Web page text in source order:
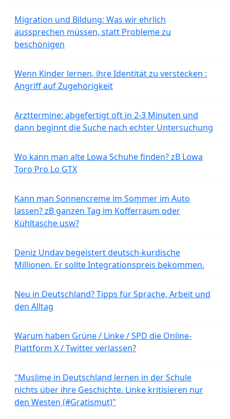
Migration und Bildung: Was wir ehrlich
aussprechen müssen, statt Probleme zu
beschönigen
Wenn Kinder lernen, ihre Identität zu verstecken :
Angriff auf Zugehörigkeit
Arzttermine: abgefertigt oft in 2-3 Minuten und
dann beginnt die Suche nach echter Untersuchung
Wo kann man alte Lowa Schuhe finden? zB Lowa
Toro Pro Lo GTX
Kann man Sonnencreme im Sommer im Auto
lassen? zB ganzen Tag im Kofferraum oder
Kühltasche usw?
Deniz Undav begeistert deutsch-kurdische
Millionen. Er sollte Integrationspreis bekommen.
Neu in Deutschland? Tipps für Sprache, Arbeit und
den Alltag
Warum haben Grüne / Linke / SPD die Online-
Plattform X / Twitter verlassen?
"Muslime in Deutschland lernen in der Schule
nichts über ihre Geschichte. Linke kritisieren nur
den Westen (#Gratismut)"